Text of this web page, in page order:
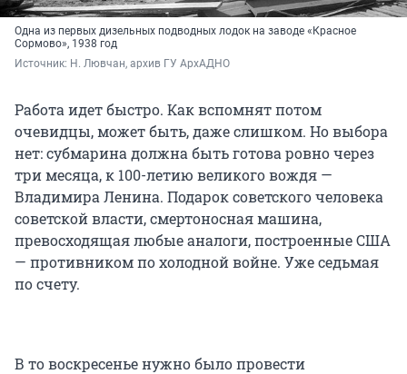
Одна из первых дизельных подводных лодок на заводе «Красное
Сормово», 1938 год
Источник: Н. Лювчан, архив ГУ АрхАДНО
Работа идет быстро. Как вспомнят потом
очевидцы, может быть, даже слишком. Но выбора
нет: субмарина должна быть готова ровно через
три месяца, к 100-летию великого вождя —
Владимира Ленина. Подарок советского человека
советской власти, смертоносная машина,
превосходящая любые аналоги, построенные США
— противником по холодной войне. Уже седьмая
по счету.
В то воскресенье нужно было провести